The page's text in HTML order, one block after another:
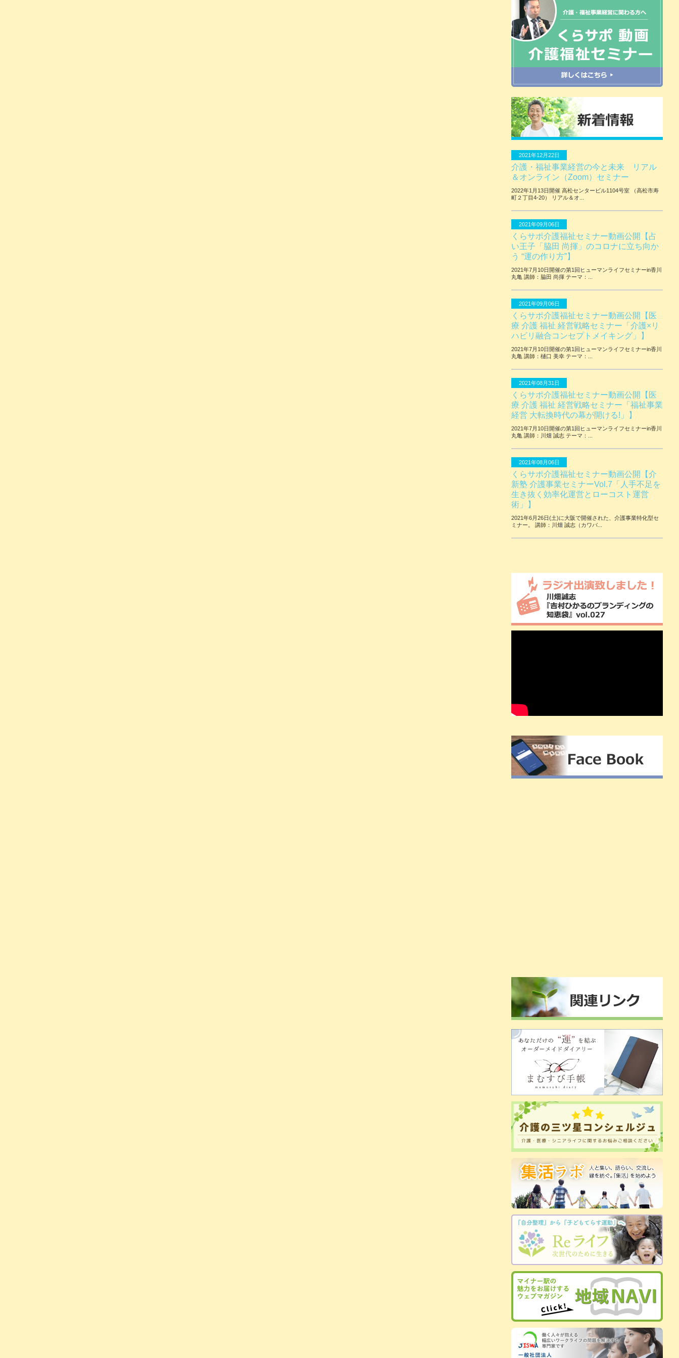
2021年12月22日
介護・福祉事業経営の今と未来 リアル
＆オンライン（Zoom）セミナー
2022年1月13日開催 ⾼松センタービル1104号室 （⾼松市寿
町２丁⽬4-20） リアル＆オ...
2021年09月06日
くらサポ介護福祉セミナー動画公開【占
い王子「脇田 尚揮」のコロナに立ち向か
う “運の作り方”】
2021年7月10日開催の第1回ヒューマンライフセミナーin香川
丸亀 講師：脇田 尚揮 テーマ：...
2021年09月06日
くらサポ介護福祉セミナー動画公開【医
療 介護 福祉 経営戦略セミナー「介護×リ
ハビリ融合コンセプトメイキング」】
2021年7月10日開催の第1回ヒューマンライフセミナーin香川
丸亀 講師：樋口 美幸 テーマ：...
2021年08月31日
くらサポ介護福祉セミナー動画公開【医
療 介護 福祉 経営戦略セミナー「福祉事業
経営 大転換時代の幕が開ける!」】
2021年7月10日開催の第1回ヒューマンライフセミナーin香川
丸亀 講師：川畑 誠志 テーマ：...
2021年08月06日
くらサポ介護福祉セミナー動画公開【介
新塾 介護事業セミナーVol.7「人手不足を
生き抜く効率化運営とローコスト運営
術」】
2021年6月26日(土)に大阪で開催された、介護事業特化型セ
ミナー。 講師：川畑 誠志（カワバ...